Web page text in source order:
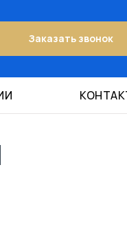
Заказать звонок